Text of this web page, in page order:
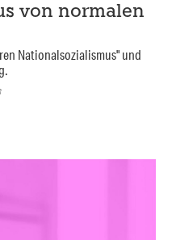
von normalen
Nationalsozialismus" und